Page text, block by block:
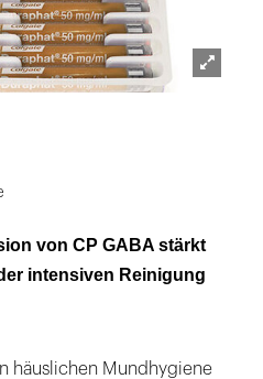
von CP GABA stärkt
intensiven Reinigung
häuslichen Mundhygiene